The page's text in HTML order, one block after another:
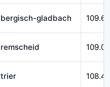
bergisch-gladbach
remscheid
trier